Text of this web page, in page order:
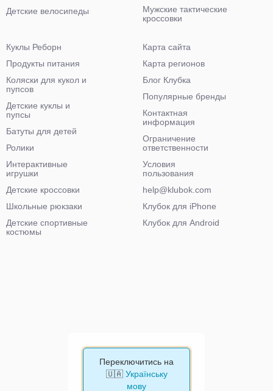
Детские велосипеды
Мужские тактические
кроссовки
Куклы Реборн
Продукты питания
Коляски для кукол и
пупсов
Детские куклы и
пупсы
Батуты для детей
Ролики
Интерактивные
игрушки
Детские кроссовки
Школьные рюкзаки
Детские спортивные
костюмы
Карта сайта
Карта регионов
Блог Клубка
Популярные бренды
Контактная
информация
Ограничение
ответственности
Условия
пользования
help@klubok.com
Клубок для iPhone
Клубок для Android
Переключитись на
🇺🇦 Українську
мову